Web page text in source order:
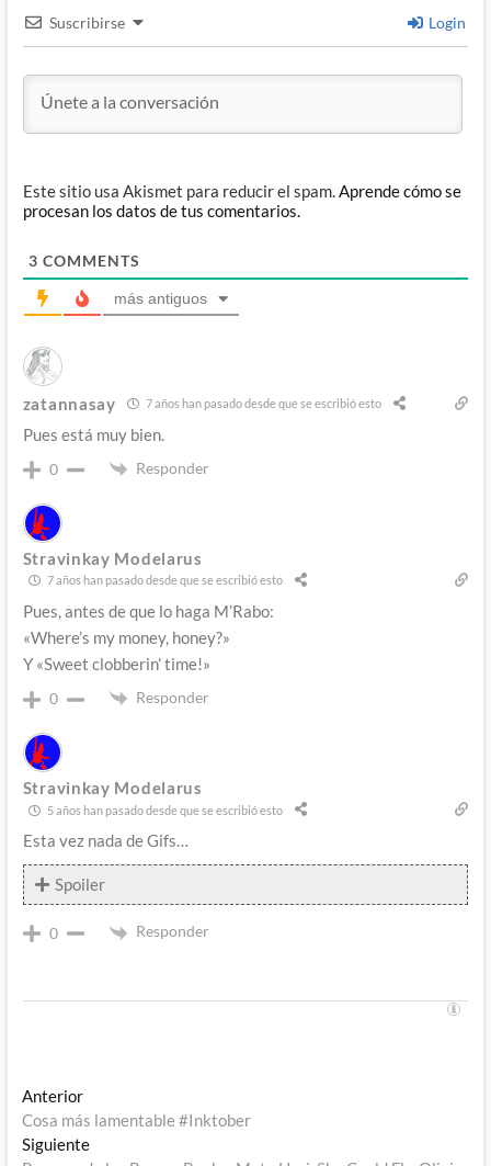
Suscribirse Login
Este sitio usa Akismet para reducir el spam. Aprende cómo se
procesan los datos de tus comentarios.
3 COMMENTS
más antiguos
zatannasay 7 años han pasado desde que se escribió esto
Pues está muy bien.
0 Responder
Stravinkay Modelarus
7 años han pasado desde que se escribió esto
Pues, antes de que lo haga M’Rabo:
«Where’s my money, honey?»
Y «Sweet clobberin’ time!»
0 Responder
Stravinkay Modelarus
5 años han pasado desde que se escribió esto
Esta vez nada de Gifs…
Spoiler
0 Responder
Navegación
de
AnteriorEntrada
anterior:
Cosa más lamentable #Inktober
SiguienteEntrada